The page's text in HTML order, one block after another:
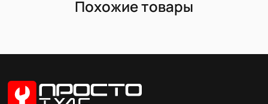
Похожие товары